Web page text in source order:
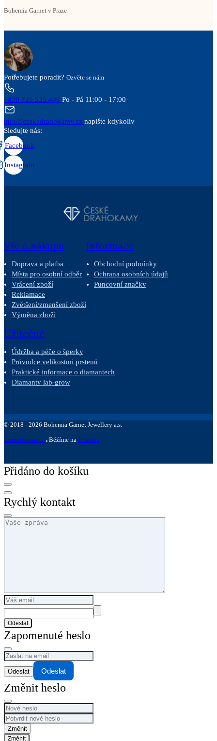
Bohemia Garnet v Praze
Potřebujete poradit? Ozvěte se nám
+420 725 535 406 Po - Pá 11:00 - 17:00
info@ceskedrahokamy.cz napište kdykoliv
Sledujte nás:
Facebook
Instagram
Vše o nákupu
Doprava a platba
Místa pro osobní odběr
Vrácení zboží
Reklamace
Zvětšení/zmenšení zboží
Výměna zboží
Informace
Obchodní podmínky
Ochrana osobních údajů
Puncovní značky
Užitečné
Údržba a péče o šperky
Průvodce velikostmi prstenů
Praktické informace o diamantech
Diamanty lab-grow
© 2018 - 2026 Bohemia Garnet Jewellery a.s.
sniperdesign.cz Běžíme na Upgates
Přidáno do košíku
Rychlý kontakt
Odeslat
Zapomenuté heslo
Odeslat
Změnit heslo
Změnit